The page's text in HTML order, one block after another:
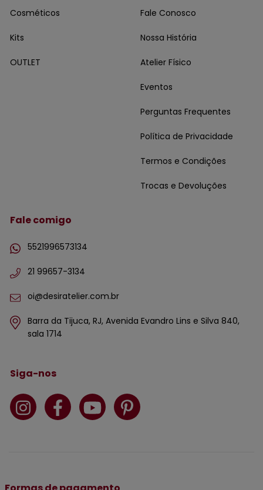
Cosméticos
Kits
OUTLET
Fale Conosco
Nossa História
Atelier Físico
Eventos
Perguntas Frequentes
Política de Privacidade
Termos e Condições
Trocas e Devoluções
Fale comigo
5521996573134
21 99657-3134
oi@desiratelier.com.br
Barra da Tijuca, RJ, Avenida Evandro Lins e Silva 840,
sala 1714
Siga-nos